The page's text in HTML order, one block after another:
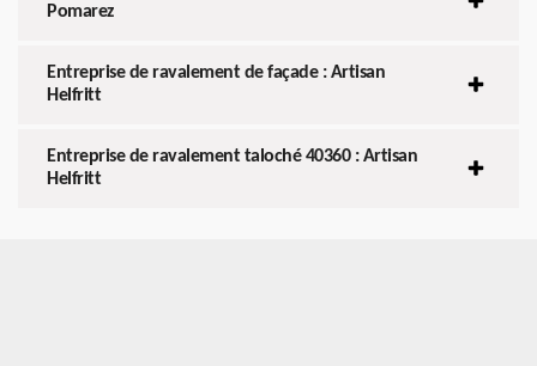
Pomarez
Entreprise de ravalement de façade : Artisan
Helfritt
Entreprise de ravalement taloché 40360 : Artisan
Helfritt